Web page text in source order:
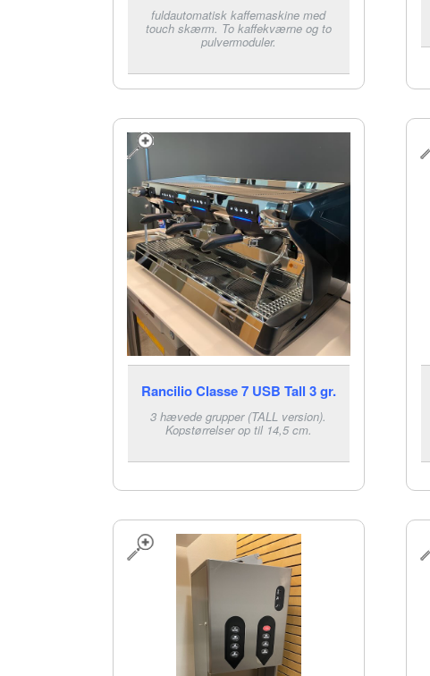
fuldautomatisk kaffemaskine med
touch skærm. To kaffekværne og to
pulvermoduler.
Rancilio Classe 7 USB Tall 3 gr.
3 hævede grupper (TALL version).
Kopstørrelser op til 14,5 cm.